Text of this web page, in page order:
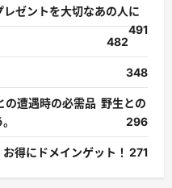
ゼントを大切なあの人に
491
482
348
遭遇時の必需品 野生との
296
得にドメインゲット！ 271